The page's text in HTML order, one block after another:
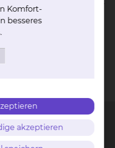
50 Physiotherapeuten zur
an jedem Standort aus
physiotherapeutischen
Komfort-
besseres
akzeptieren